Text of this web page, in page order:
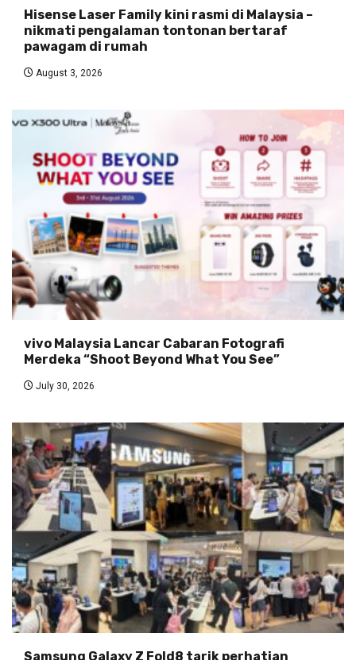
Hisense Laser Family kini rasmi di Malaysia –
nikmati pengalaman tontonan bertaraf
pawagam di rumah
August 3, 2026
vivo Malaysia Lancar Cabaran Fotografi
Merdeka “Shoot Beyond What You See”
July 30, 2026
Samsung Galaxy Z Fold8 tarik perhatian